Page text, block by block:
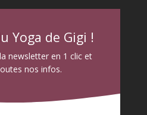
Yoga de Gigi !
newsletter en 1 clic et
nos infos.